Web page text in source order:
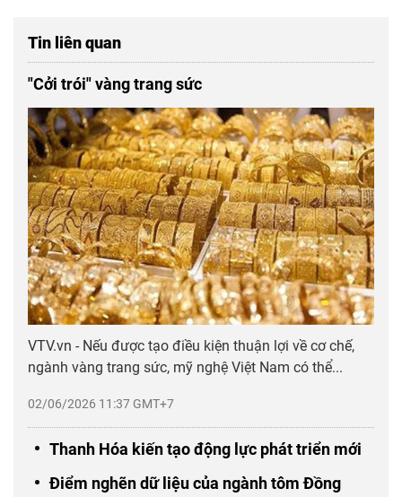
Tin liên quan
"Cởi trói" vàng trang sức
02/06/2026 11:37 GMT+7
VTV.vn - Nếu được tạo điều kiện thuận lợi về cơ chế,
ngành vàng trang sức, mỹ nghệ Việt Nam có thể...
Thanh Hóa kiến tạo động lực phát triển mới
Điểm nghẽn dữ liệu của ngành tôm Đồng